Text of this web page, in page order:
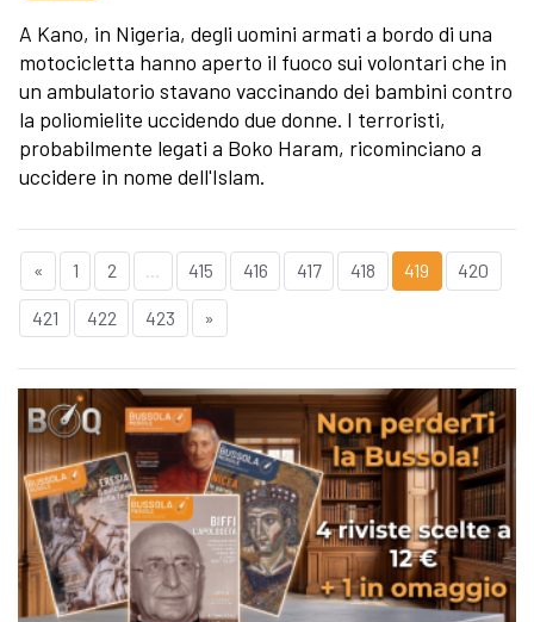
A Kano, in Nigeria, degli uomini armati a bordo di una
motocicletta hanno aperto il fuoco sui volontari che in
un ambulatorio stavano vaccinando dei bambini contro
la poliomielite uccidendo due donne. I terroristi,
probabilmente legati a Boko Haram, ricominciano a
uccidere in nome dell'Islam.
« 1 2 ... 415 416 417 418 419 420
421 422 423 »